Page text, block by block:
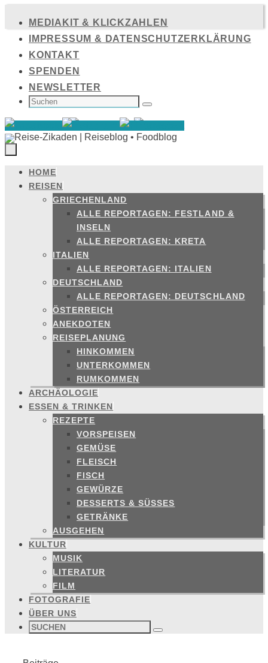
Inhalt
springen
MEDIAKIT & KLICKZAHLEN
IMPRESSUM & DATENSCHUTZERKLÄRUNG
KONTAKT
SPENDEN
NEWSLETTER
SUCHEN
NACH: Suchen
Zum
Inhalt
springen
HOME
REISEN
GRIECHENLAND
ALLE REPORTAGEN: FESTLAND &
INSELN
ALLE REPORTAGEN: KRETA
ITALIEN
ALLE REPORTAGEN: ITALIEN
DEUTSCHLAND
ALLE REPORTAGEN: DEUTSCHLAND
ÖSTERREICH
ANEKDOTEN
REISEPLANUNG
HINKOMMEN
UNTERKOMMEN
RUMKOMMEN
ARCHÄOLOGIE
ESSEN & TRINKEN
REZEPTE
VORSPEISEN
GEMÜSE
FLEISCH
FISCH
GEWÜRZE
DESSERTS & SÜSSES
GETRÄNKE
AUSGEHEN
KULTUR
MUSIK
LITERATUR
FILM
FOTOGRAFIE
ÜBER UNS
Suchen
nach: Suchen